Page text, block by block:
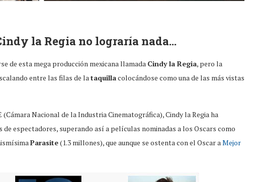
la Regia no lograría nada…
de esta mega producción mexicana llamada Cindy la Regia, pero la
entre las filas de lataquillacolocándose como una de las más vistas
Nacional de la Industria Cinematográfica), Cindy la Regia ha
espectadores, superando así a películas nominadas a los Oscars como
Parasite(1.3 millones), que aunque se ostenta con el Oscar aMejor